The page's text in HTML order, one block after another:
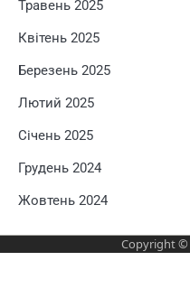
Травень 2025
Квітень 2025
Березень 2025
Лютий 2025
Січень 2025
Грудень 2024
Жовтень 2024
Copyright ©